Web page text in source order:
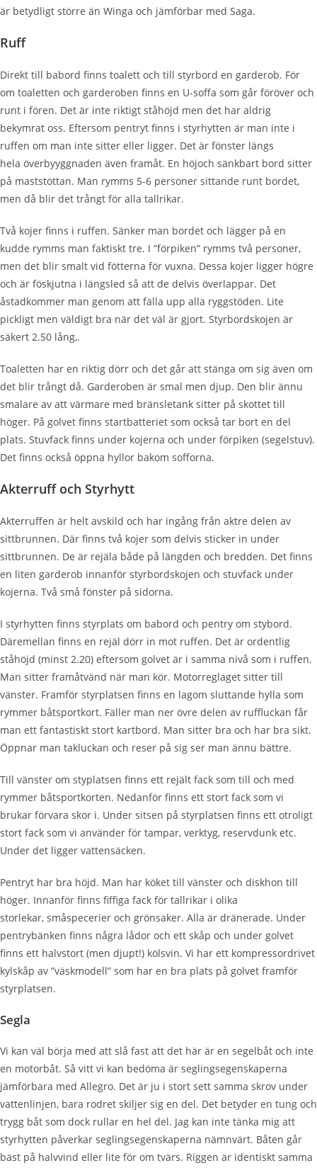
är betydligt större än Winga och jämförbar med Saga.
Ruff
Direkt till babord finns toalett och till styrbord en garderob. För
om toaletten och garderoben finns en U-soffa som går föröver och
runt i fören. Det är inte riktigt ståhöjd men det har aldrig
bekymrat oss. Eftersom pentryt finns i styrhytten är man inte i
ruffen om man inte sitter eller ligger. Det är fönster längs
hela överbyyggnaden även framåt. En höjoch sänkbart bord sitter
på maststöttan. Man rymms 5-6 personer sittande runt bordet,
men då blir det trångt för alla tallrikar.
Två kojer finns i ruffen. Sänker man bordet och lägger på en
kudde rymms man faktiskt tre. I ”förpiken” rymms två personer,
men det blir smalt vid fötterna för vuxna. Dessa kojer ligger högre
och är föskjutna i längsled så att de delvis överlappar. Det
åstadkommer man genom att fälla upp alla ryggstöden. Lite
pickligt men väldigt bra när det väl är gjort. Styrbordskojen är
säkert 2.50 lång,.
Toaletten har en riktig dörr och det går att stänga om sig även om
det blir trångt då. Garderoben är smal men djup. Den blir ännu
smalare av att värmare med bränsletank sitter på skottet till
höger. På golvet finns startbatteriet som också tar bort en del
plats. Stuvfack finns under kojerna och under förpiken (segelstuv).
Det finns också öppna hyllor bakom sofforna.
Akterruff och Styrhytt
Akterruffen är helt avskild och har ingång från aktre delen av
sittbrunnen. Där finns två kojer som delvis sticker in under
sittbrunnen. De är rejäla både på längden och bredden. Det finns
en liten garderob innanför styrbordskojen och stuvfack under
kojerna. Två små fönster på sidorna.
I styrhytten finns styrplats om babord och pentry om stybord.
Däremellan finns en rejäl dörr in mot ruffen. Det är ordentlig
ståhöjd (minst 2.20) eftersom golvet är i samma nivå som i ruffen.
Man sitter framåtvänd när man kör. Motorreglaget sitter till
vänster. Framför styrplatsen finns en lagom sluttande hylla som
rymmer båtsportkort. Fäller man ner övre delen av ruffluckan får
man ett fantastiskt stort kartbord. Man sitter bra och har bra sikt.
Öppnar man takluckan och reser på sig ser man ännu bättre.
Till vänster om styplatsen finns ett rejält fack som till och med
rymmer båtsportkorten. Nedanför finns ett stort fack som vi
brukar förvara skor i. Under sitsen på styrplatsen finns ett otroligt
stort fack som vi använder för tampar, verktyg, reservdunk etc.
Under det ligger vattensäcken.
Pentryt har bra höjd. Man har köket till vänster och diskhon till
höger. Innanför finns fiffiga fack för tallrikar i olika
storlekar, småspecerier och grönsaker. Alla är dränerade. Under
pentrybänken finns några lådor och ett skåp och under golvet
finns ett halvstort (men djupt!) kölsvin. Vi har ett kompressordrivet
kylskåp av ”väskmodell” som har en bra plats på golvet framför
styrplatsen.
Segla
Vi kan väl börja med att slå fast att det här är en segelbåt och inte
en motorbåt. Så vitt vi kan bedöma är seglingsegenskaperna
jämförbara med Allegro. Det är ju i stort sett samma skrov under
vattenlinjen, bara rodret skiljer sig en del. Det betyder en tung och
trygg båt som dock rullar en hel del. Jag kan inte tänka mig att
styrhytten påverkar seglingsegenskaperna nämnvärt. Båten går
bäst på halvvind eller lite för om tvärs. Riggen är identiskt samma